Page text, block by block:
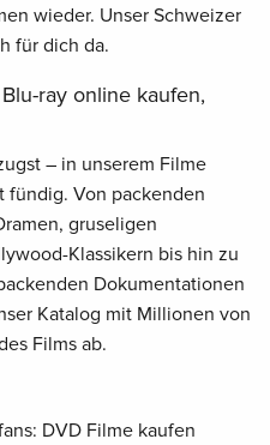
wieder. Unser Schweizer
für dich da.
ray online kaufen,
– in unserem Filme
fündig. Von packenden
gruseligen
Klassikern bis hin zu
Dokumentationen
Katalog mit Millionen von
Films ab.
DVD Filme kaufen